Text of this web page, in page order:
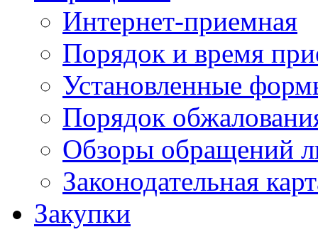
Интернет-приемная
Порядок и время
Установленные
Порядок
Обзоры обращений
Законодательная
Закупки